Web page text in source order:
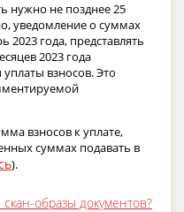
нужно не позднее 25
уведомление о суммах
2023 года, представлять
2023 года
взносов. Это
взносов к уплате,
суммах подавать в
).
образы документов?